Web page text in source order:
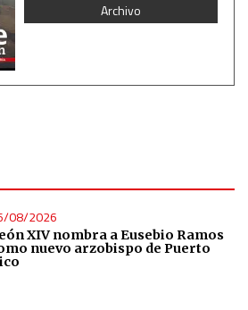
Archivo
08/2026
XIV nombra a Eusebio Ramos
nuevo arzobispo de Puerto